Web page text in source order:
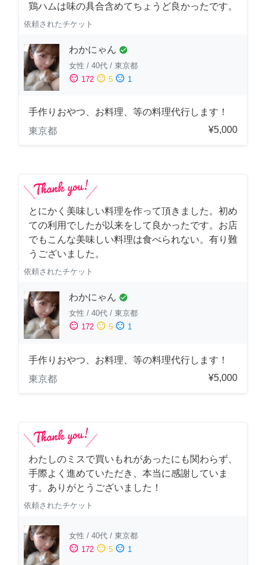
鶏ハムは味の具合含めてちょうど良かったです。
依頼されたチケット
わかにゃん check_circle
女性 / 40代 / 東京都
sentiment_satisfied 172 sentiment_neutral 5 sentiment_dissatisfied 1
手作りおやつ、お料理、等の料理代行します！
東京都
¥5,000
とにかく美味しい料理を作って頂きました。初め
ての利用でしたが以来をして良かったです。お店
でもこんな美味しい料理は食べられない。有り難
うございました。
依頼されたチケット
わかにゃん check_circle
女性 / 40代 / 東京都
sentiment_satisfied 172 sentiment_neutral 5 sentiment_dissatisfied 1
手作りおやつ、お料理、等の料理代行します！
東京都
¥5,000
わたしのミスで買いもれがあったにも関わらず、
手際よく進めていただき、本当に感謝していま
す。ありがとうございました！
依頼されたチケット
女性 / 40代 / 東京都
sentiment_satisfied 172 sentiment_neutral 5 sentiment_dissatisfied 1